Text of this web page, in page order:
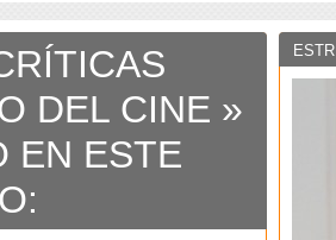
DEL CINE »
EN ESTE